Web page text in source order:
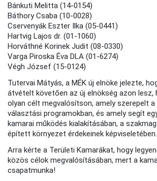
Bánkuti Melitta (14-0154)
Báthory Csaba (10-0028)
Cservenyák Eszter Ilka (05-0441)
Hartvig Lajos dr. (01-1060)
Horváthné Korinek Judit (08-0330)
Varga Piroska Éva DLA (01-6274)
Végh József (15-0124)
Tutervai Mátyás, a MÉK új elnöke jelezte,
átvételt követően az új elnökség azon lesz,
olyan célt megvalósítson, amely szerepelt a
választási programokban, és amely segít
kamarai működés kialakításában, a
épített környezet érdekeinek képviseletében.
Arra kérte a Területi Kamarákat, hogy
közös célok megvalósításában, mert a
csapatmunka!